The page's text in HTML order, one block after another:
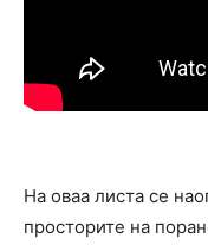
На оваа листа се
просторите на